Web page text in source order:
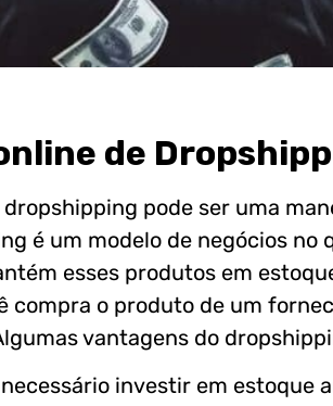
de
pode ser uma
é um modelo de negócios no
esses produtos em
compra o produto de um
vantagens do
investir em estoque